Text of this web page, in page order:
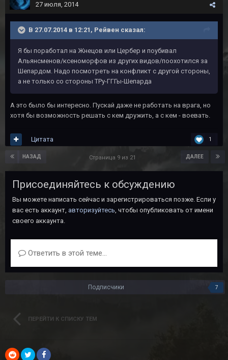
27 июля, 2014
В 27.07.2014 в 12:21, Рейвeн сказал:
Я бы поработал на Жнецов или Цербер и поубивал
Альянсменов/ксеноморфов из других видов/поохотился за
Шепардом. Надо посмотреть на конфликт с другой стороны,
а не только со стороны ТРу-ГГГы-Шепарда
А это было бы интересно. Пускай даже не работать на врага, но
хотя бы возможность решать с кем дружить, а с кем - воевать.
1
Цитата
НАЗАД ДАЛЕЕ
Страница 9 из 21
Присоединяйтесь к обсуждению
Вы можете написать сейчас и зарегистрироваться позже. Если у
вас есть аккаунт, авторизуйтесь, чтобы опубликовать от имени
своего аккаунта.
Ответить в этой теме...
Подписчики 7
ПЕРЕЙТИ К СПИСКУ ТЕМ